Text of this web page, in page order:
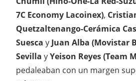
7C Economy Lacoinex),
Quetzaltenango-Cerámica
Suesca y Juan Alba (Movistar
Sevilla yYeison Reyes (Team
pedaleaban con un margen